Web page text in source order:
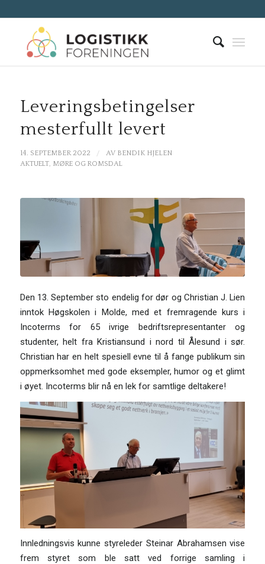
Leveringsbetingelser
mesterfullt levert
14. SEPTEMBER 2022 / AV BENDIK HJELEN
AKTUELT, MØRE OG ROMSDAL
Den 13. September sto endelig for dør og Christian J. Lien
inntok Høgskolen i Molde, med et fremragende kurs i
Incoterms for 65 ivrige bedriftsrepresentanter og
studenter, helt fra Kristiansund i nord til Ålesund i sør.
Christian har en helt spesiell evne til å fange publikum sin
oppmerksomhet med gode eksempler, humor og et glimt
i øyet. Incoterms blir nå en lek for samtlige deltakere!
Innledningsvis kunne styreleder Steinar Abrahamsen vise
frem styret som ble satt ved forrige samling i